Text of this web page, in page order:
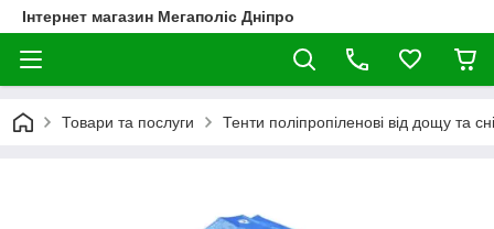
Інтернет магазин Мегаполіс Дніпро
Товари та послуги Тенти поліпропіленові від дощу та